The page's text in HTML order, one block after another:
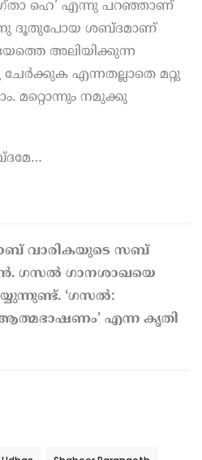
ഹെ’ എന്നു പറഞ്ഞാണ്‌
ദൂതുപോയ ശബ്ദമാണ്‌
അലിയിക്കുന്ന
എന്നതല്ലാതെ മറ്റു
മറ്റൊന്നും നമുക്കു
വാരികയുടെ സബ്
ഗസല്‍ ഗാനശാഖയെ
‘ഗസല്‍:
എന്ന കൃതി